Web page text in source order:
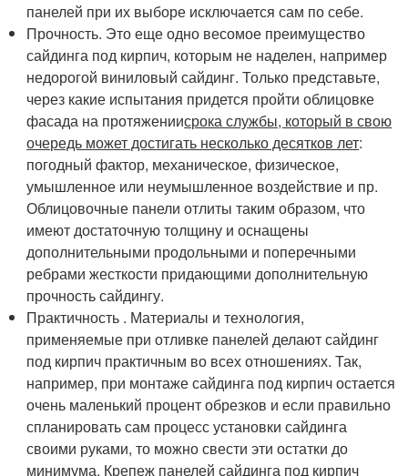
панелей при их выборе исключается сам по себе.
Прочность. Это еще одно весомое преимущество
сайдинга под кирпич, которым не наделен, например
недорогой виниловый сайдинг. Только представьте,
через какие испытания придется пройти облицовке
фасада на протяжениисрока службы, который в свою
очередь может достигать несколько десятков лет:
погодный фактор, механическое, физическое,
умышленное или неумышленное воздействие и пр.
Облицовочные панели отлиты таким образом, что
имеют достаточную толщину и оснащены
дополнительными продольными и поперечными
ребрами жесткости придающими дополнительную
прочность сайдингу.
Практичность . Материалы и технология,
применяемые при отливке панелей делают сайдинг
под кирпич практичным во всех отношениях. Так,
например, при монтаже сайдинга под кирпич остается
очень маленький процент обрезков и если правильно
спланировать сам процесс установки сайдинга
своими руками, то можно свести эти остатки до
минимума. Крепеж панелей сайдинга под кирпич